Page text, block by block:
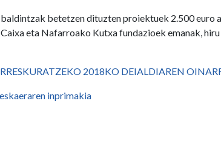
betetzen dituzten proiektuek 2.500 euro
eta Nafarroako Kutxa fundazioek emanak,
2018KO DEIALDIAREN
inprimakia